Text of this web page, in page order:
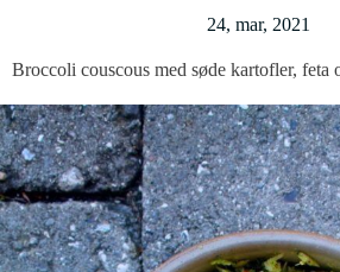
24, mar, 2021
Broccoli couscous med søde kartofler, feta